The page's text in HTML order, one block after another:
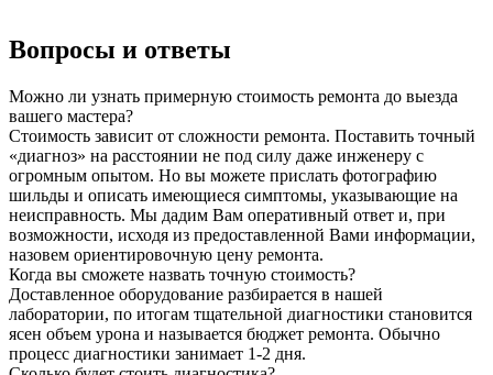
Вопросы и ответы
Можно ли узнать примерную стоимость ремонта до выезда
вашего мастера?
Стоимость зависит от сложности ремонта. Поставить точный
«диагноз» на расстоянии не под силу даже инженеру с
огромным опытом. Но вы можете прислать фотографию
шильды и описать имеющиеся симптомы, указывающие на
неисправность. Мы дадим Вам оперативный ответ и, при
возможности, исходя из предоставленной Вами информации,
назовем ориентировочную цену ремонта.
Когда вы сможете назвать точную стоимость?
Доставленное оборудование разбирается в нашей
лаборатории, по итогам тщательной диагностики становится
ясен объем урона и называется бюджет ремонта. Обычно
процесс диагностики занимает 1-2 дня.